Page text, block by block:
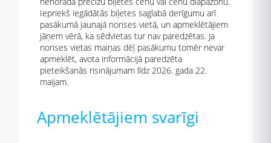
Iepriekš iegādātās biļetes saglabā derīgumu arī
pasākumā jaunajā norises vietā, un apmeklētājiem
jāņem vērā, ka sēdvietas tur nav paredzētas. Ja
norises vietas maiņas dēļ pasākumu tomēr nevar
apmeklēt, avota informācijā paredzēta
pieteikšanās risinājumam līdz 2026. gada 22.
maijam.
Apmeklētājiem svarīgi